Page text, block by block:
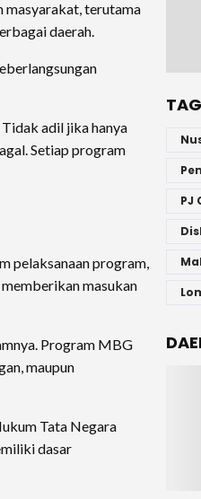
masyarakat, terutama
daerah.
adil jika hanya
Setiap program
pelaksanaan program,
masukan
Program MBG
maupun
Tata Negara
dasar
PJ